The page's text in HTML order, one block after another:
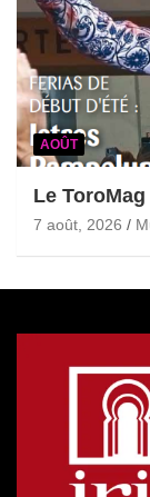
AOÛT
Le
7 août, 2026